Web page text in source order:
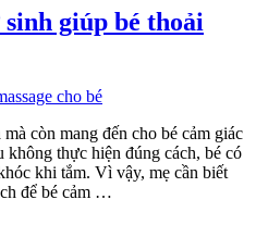
chọn
lựa
trẻ
em
an
toàn
cho
bé
giúp bé thoải
còn mang đến cho bé cảm giác
thực hiện đúng cách, bé có
khi tắm. Vì vậy, mẹ cần biết
để bé cảm …